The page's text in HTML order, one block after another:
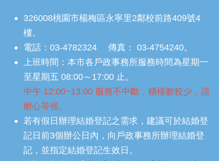
326008桃園市楊梅區永寧里2鄰校前路409號4
樓。
電話：03-4782324 傳真： 03-4754240。
上班時間：本市各戶政事務所服務時間為星期一
至星期五 08:00～17:00 止。
中午 12:00~13:00 服務不中斷，櫃檯數較少，請
耐心等候。
若有假日辦理結婚登記之需求，建議可於結婚登
記日前3個辦公日內，向戶政事務所辦理結婚登
記，並指定結婚登記生效日。